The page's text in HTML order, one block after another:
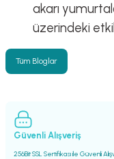
akarı
üzerindeki
Tüm Bloglar
Güvenli Alışveriş
256Bit SSL Sertifikası ile Güvenli